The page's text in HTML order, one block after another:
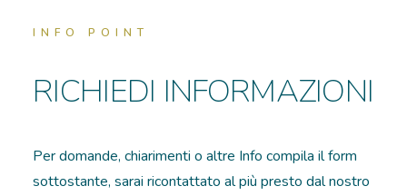
INFO POINT
RICHIEDI INFORMAZIONI
Per domande, chiarimenti o altre Info compila il form
sottostante, sarai ricontattato al più presto dal nostro